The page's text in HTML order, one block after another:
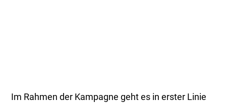
Im Rahmen der Kampagne geht es in erster Linie